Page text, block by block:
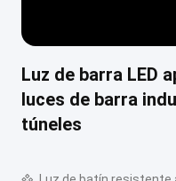
Luz de barra LED
luces de barra
túneles